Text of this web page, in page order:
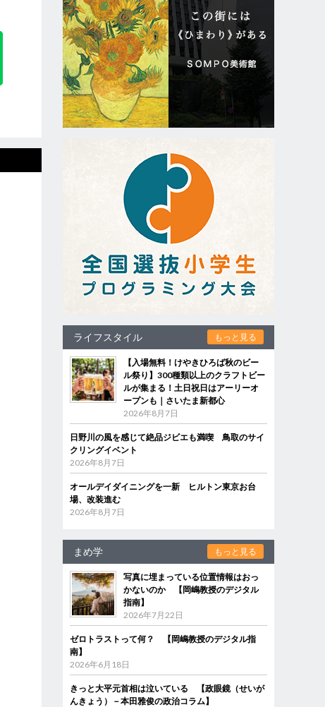
ライフスタイル もっと見る
【入場無料！けやきひろば秋のビー
ル祭り】300種類以上のクラフトビー
ルが集まる！土日祝日はアーリーオ
ープンも｜さいたま新都心
2026年8月7日
日野川の風を感じて絶品ジビエも満喫 鳥取のサイ
クリングイベント
2026年8月7日
オールデイダイニングを一新 ヒルトン東京お台
場、改装進む
2026年8月7日
まめ学 もっと見る
写真に埋まっている位置情報はおっ
かないのか 【岡嶋教授のデジタル
指南】
2026年7月22日
ゼロトラストって何？ 【岡嶋教授のデジタル指
南】
2026年6月18日
きっと大平元首相は泣いている 【政眼鏡（せいが
んきょう）－本田雅俊の政治コラム】